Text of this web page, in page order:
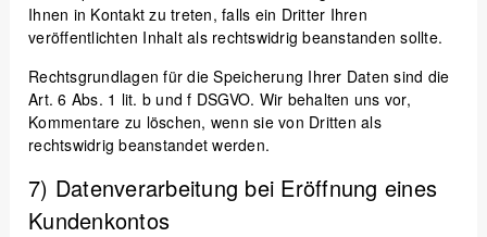
Ihnen in Kontakt zu treten, falls ein Dritter Ihren
veröffentlichten Inhalt als rechtswidrig beanstanden sollte.
Rechtsgrundlagen für die Speicherung Ihrer Daten sind die
Art. 6 Abs. 1 lit. b und f DSGVO. Wir behalten uns vor,
Kommentare zu löschen, wenn sie von Dritten als
rechtswidrig beanstandet werden.
7) Datenverarbeitung bei Eröffnung eines
Kundenkontos